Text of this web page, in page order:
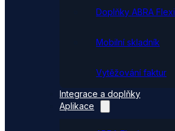
Doplňky ABRA Flexi
Mobilní skladník
Vytěžování faktur
Integrace a doplňky
Aplikace